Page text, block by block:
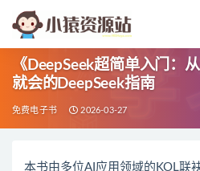
《DeepSeek超简单入门：
就会的DeepSeek指南
免费电子书 2026-03-27
本书由多位AI应用领域的KOL联